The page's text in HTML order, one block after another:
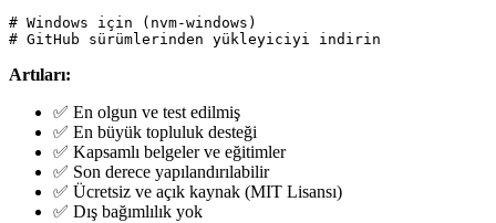
# Windows için (nvm-windows)
# GitHub sürümlerinden yükleyiciyi indirin
Artıları:
✅ En olgun ve test edilmiş
✅ En büyük topluluk desteği
✅ Kapsamlı belgeler ve eğitimler
✅ Son derece yapılandırılabilir
✅ Ücretsiz ve açık kaynak (MIT Lisansı)
✅ Dış bağımlılık yok